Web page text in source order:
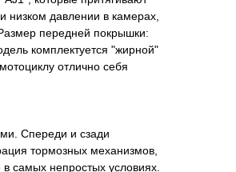
низком давлении в камерах,
передней покрышки:
комплектуется "жирной"
отлично себя
Спереди и сзади
тормозных механизмов,
самых непростых условиях.